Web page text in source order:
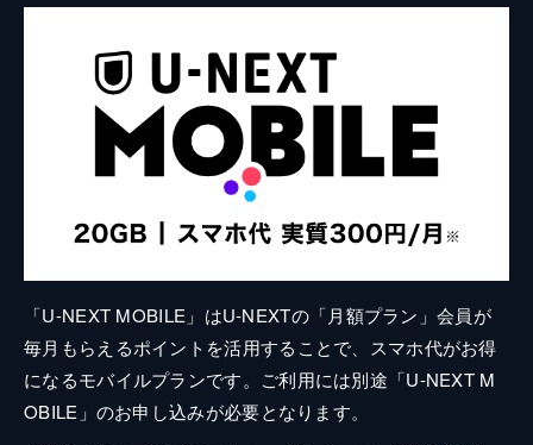
「U-NEXT MOBILE」はU-NEXTの「月額プラン」会員が
毎月もらえるポイントを活用することで、スマホ代がお得
になるモバイルプランです。ご利用には別途「U-NEXT M
OBILE」のお申し込みが必要となります。